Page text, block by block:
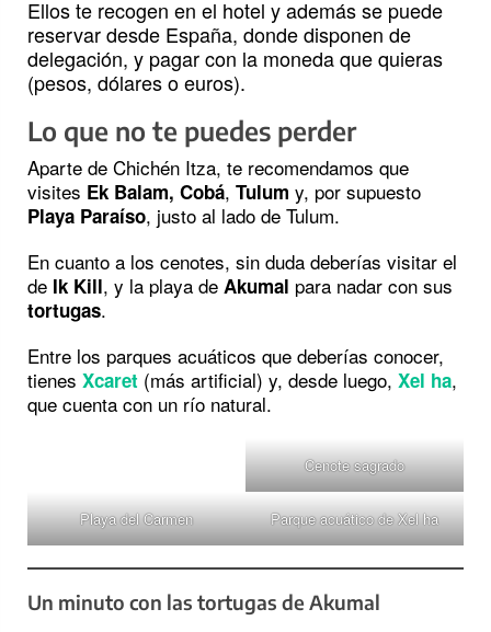
Ellos te recogen en el hotel y además se puede
reservar desde España, donde disponen de
delegación, y pagar con la moneda que quieras
(pesos, dólares o euros).
Lo que no te puedes perder
Aparte de Chichén Itza, te recomendamos que
visites Ek Balam, Cobá, Tulum y, por supuesto
Playa Paraíso, justo al lado de Tulum.
En cuanto a los cenotes, sin duda deberías visitar el
de Ik Kill, y la playa de Akumal para nadar con sus
tortugas.
Entre los parques acuáticos que deberías conocer,
tienes Xcaret (más artificial) y, desde luego, Xel ha,
que cuenta con un río natural.
Cenote sagrado
Playa del Carmen Parque acuático de Xel ha
Un minuto con las tortugas de Akumal